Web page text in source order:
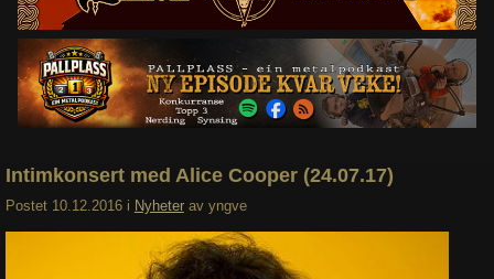
Intervjuer
Om oss
Abonner
Søk
Intimkonsert med Alice Cooper (24.07.17)
Postet 10.12.2016 i Nyheter av yngve